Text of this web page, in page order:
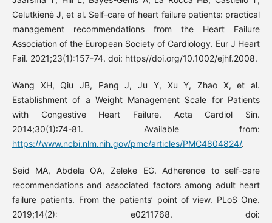
Celutkienė J, et al. Self-care of heart failure patients: practical
management recommendations from the Heart Failure
Association of the European Society of Cardiology. Eur J Heart
Fail. 2021;23(1):157-74. doi: https//doi.org/10.1002/ejhf.2008.
Wang XH, Qiu JB, Pang J, Ju Y, Xu Y, Zhao X, et al.
Establishment of a Weight Management Scale for Patients
with Congestive Heart Failure. Acta Cardiol Sin.
2014;30(1):74-81. Available from:
https://www.ncbi.nlm.nih.gov/pmc/articles/PMC4804824/.
Seid MA, Abdela OA, Zeleke EG. Adherence to self-care
recommendations and associated factors among adult heart
failure patients. From the patients’ point of view. PLoS One.
2019;14(2): e0211768. doi: